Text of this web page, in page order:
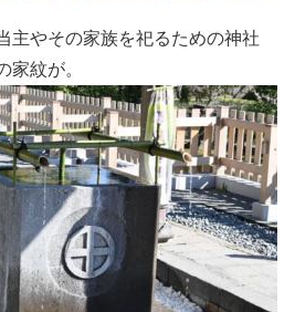
主やその家族を祀るための神社
家紋が。